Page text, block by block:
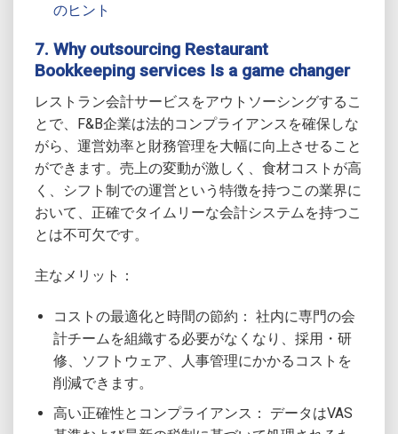
のヒント
7. Why outsourcing Restaurant
Bookkeeping services Is a game changer
レストラン会計サービスをアウトソーシングするこ
とで、F&B企業は法的コンプライアンスを確保しな
がら、運営効率と財務管理を大幅に向上させること
ができます。売上の変動が激しく、食材コストが高
く、シフト制での運営という特徴を持つこの業界に
おいて、正確でタイムリーな会計システムを持つこ
とは不可欠です。
主なメリット：
コストの最適化と時間の節約： 社内に専門の会
計チームを組織する必要がなくなり、採用・研
修、ソフトウェア、人事管理にかかるコストを
削減できます。
高い正確性とコンプライアンス： データはVAS